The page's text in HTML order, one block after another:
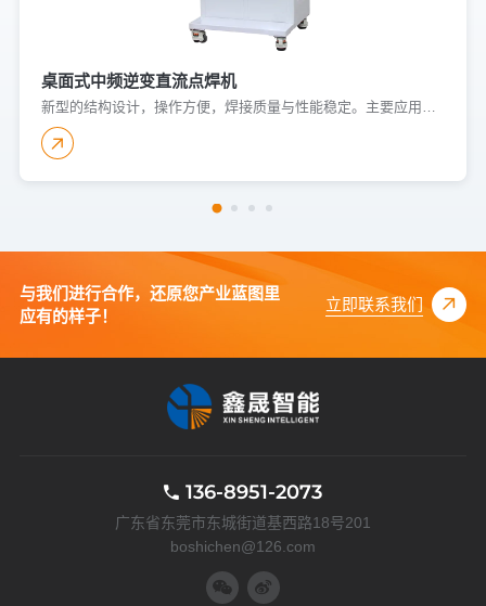
桌面式中频逆变直流点焊机
新型的结构设计，操作方便，焊接质量与性能稳定。主要应用于低碳钢、不锈钢、铜、镍、铝等有色金属的焊接，可实现板与板、板与螺母、弹片、金属件及线材的焊接。广泛应用于汽车配件、家电制造、低压电器等领域。
与我们进行合作，还原您产业蓝图里
应有的样子！
立即联系我们
136-8951-2073
广东省东莞市东城街道基西路18号201
boshichen@126.com